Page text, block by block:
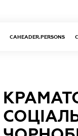
CAHEADER.PERSONS